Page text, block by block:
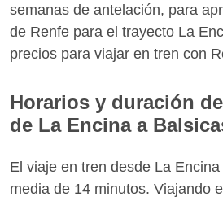
semanas de antelación, para
de Renfe para el trayecto La
precios para viajar en tren con
Horarios y duración
de La Encina a
El viaje en tren desde La
media de 14 minutos. Viajando